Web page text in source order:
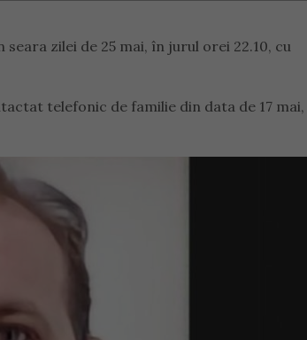
zilei de 25 mai, în jurul orei 22.10, cu
telefonic de familie din data de 17 mai,